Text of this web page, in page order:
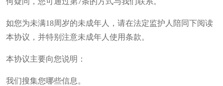
如您为未满18周岁的未成年人，请在法定监护人陪同下阅读
本协议，并特别注意未成年人使用条款。
本协议主要向您说明：
我们搜集您哪些信息。